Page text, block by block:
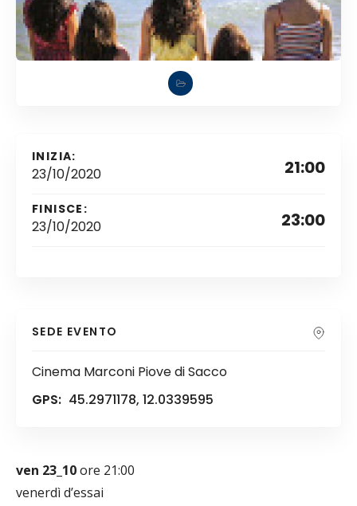
INIZIA:
23/10/2020 21:00
FINISCE:
23/10/2020 23:00
SEDE EVENTO
Cinema Marconi Piove di Sacco
GPS: 45.2971178, 12.0339595
ven 23_10ore 21:00
venerdì d’essai